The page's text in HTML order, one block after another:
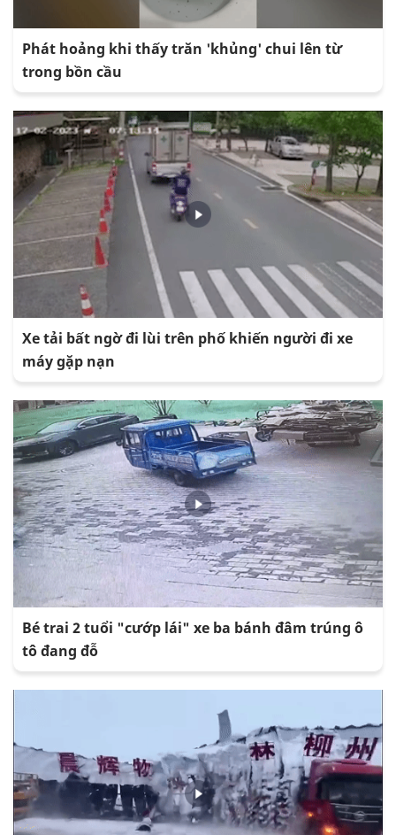
Phát hoảng khi thấy trăn 'khủng' chui lên từ
trong bồn cầu
Xe tải bất ngờ đi lùi trên phố khiến người đi xe
máy gặp nạn
Bé trai 2 tuổi "cướp lái" xe ba bánh đâm trúng ô
tô đang đỗ